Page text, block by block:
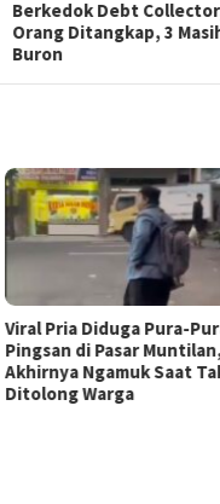
Berkedok Debt
Orang Ditangkap, 3
Buron
Viral Pria Diduga Pura-
Pingsan di Pasar
Akhirnya Ngamuk Saat
Ditolong Warga